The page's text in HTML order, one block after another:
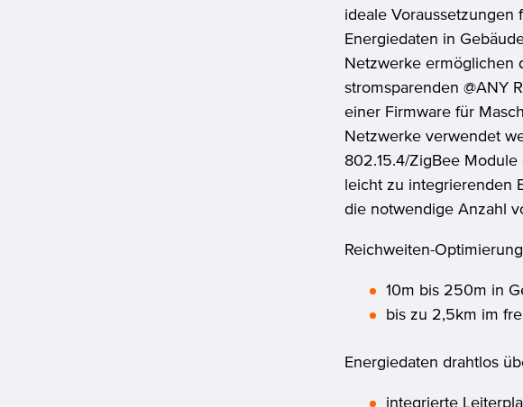
ideale Voraussetzungen
Energiedaten in
Netzwerke ermöglichen
stromsparenden @ANY
einer Firmware für
Netzwerke verwendet
802.15.4/ZigBee
leicht zu integrierenden
die notwendige Anzahl
Reichweiten-
10m bis 250m in
bis zu 2,5km im
Energiedaten drahtlos
integrierte